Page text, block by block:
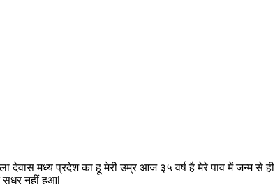
देवास मध्य प्रदेश का हू मेरी उम्र आज ३५ वर्ष है मेरे पाव में जन्म
सुधर नहीं हुआ|